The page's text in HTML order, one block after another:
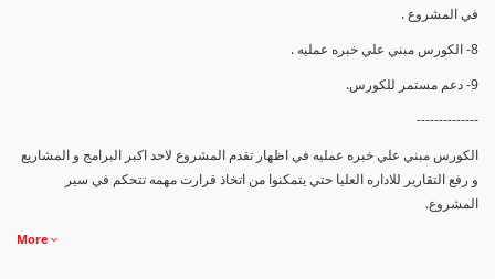
في المشروع .
8- الكورس مبني علي خبره عمليه .
9- دعم مستمر للكورس.
--------------
الكورس مبني علي خبره عمليه في اظهار تقدم المشروع لاحد اكبر البرامج و المشاريع
و رفع التقارير للاداره العليا حتي يتمكنوا من اتخاذ قرارت مهمه تتحكم في سير
المشروع.
More